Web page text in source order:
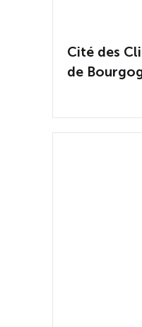
Cité des
de